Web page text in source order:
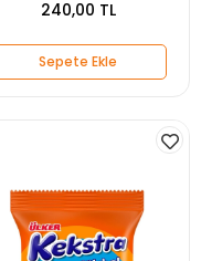
240,00 TL
Sepete Ekle